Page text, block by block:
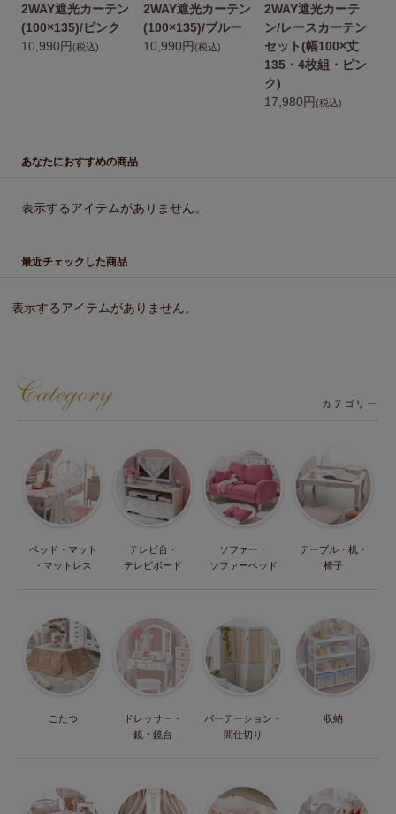
2WAY遮光カーテン
(100×135)/ピンク
10,990円 (税込)
2WAY遮光カーテン
(100×135)/ブルー
10,990円 (税込)
2WAY遮光カーテ
ン/レースカーテン
セット(幅100×丈
135・4枚組・ピン
ク)
17,980円(税込)
あなたにおすすめの商品
表示するアイテムがありません。
最近チェックした商品
表示するアイテムがありません。
カテゴリー
ベッド・マット
・マットレス
テレビ台・
テレビボード
ソファー・
ソファーベッド
テーブル・机・
椅子
こたつ
ドレッサー・
鏡・鏡台
パーテーション・
間仕切り
収納